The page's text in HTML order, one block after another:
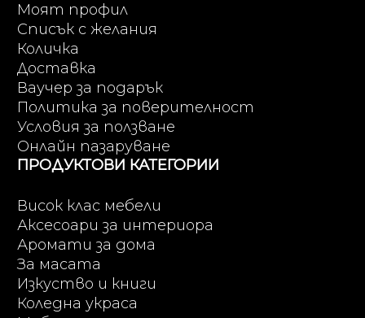
Моят профил
Списък с желания
Количка
Доставка
Ваучер за подарък
Политика за поверителност
Условия за ползване
Онлайн пазаруване
ПРОДУКТОВИ КАТЕГОРИИ
Висок клас мебели
Аксесоари за интериора
Аромати за дома
За масата
Изкуство и книги
Коледна украса